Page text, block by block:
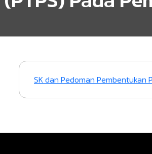
File
SK dan Pedoman Pembentukan